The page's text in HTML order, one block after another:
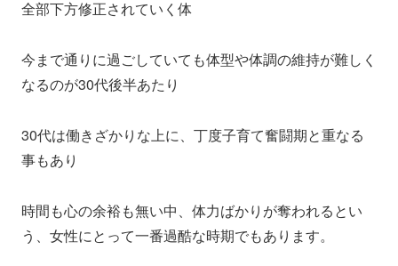
全部下方修正されていく体
今まで通りに過ごしていても体型や体調の維持が難しく
なるのが30代後半あたり
30代は働きざかりな上に、丁度子育て奮闘期と重なる
事もあり
時間も心の余裕も無い中、体力ばかりが奪われるとい
う、女性にとって一番過酷な時期でもあります。